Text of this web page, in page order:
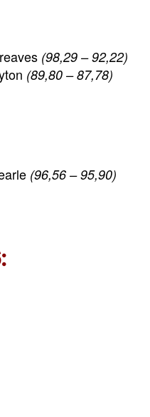
(98,29 – 92,22)
(89,80 – 87,78)
(96,56 – 95,90)